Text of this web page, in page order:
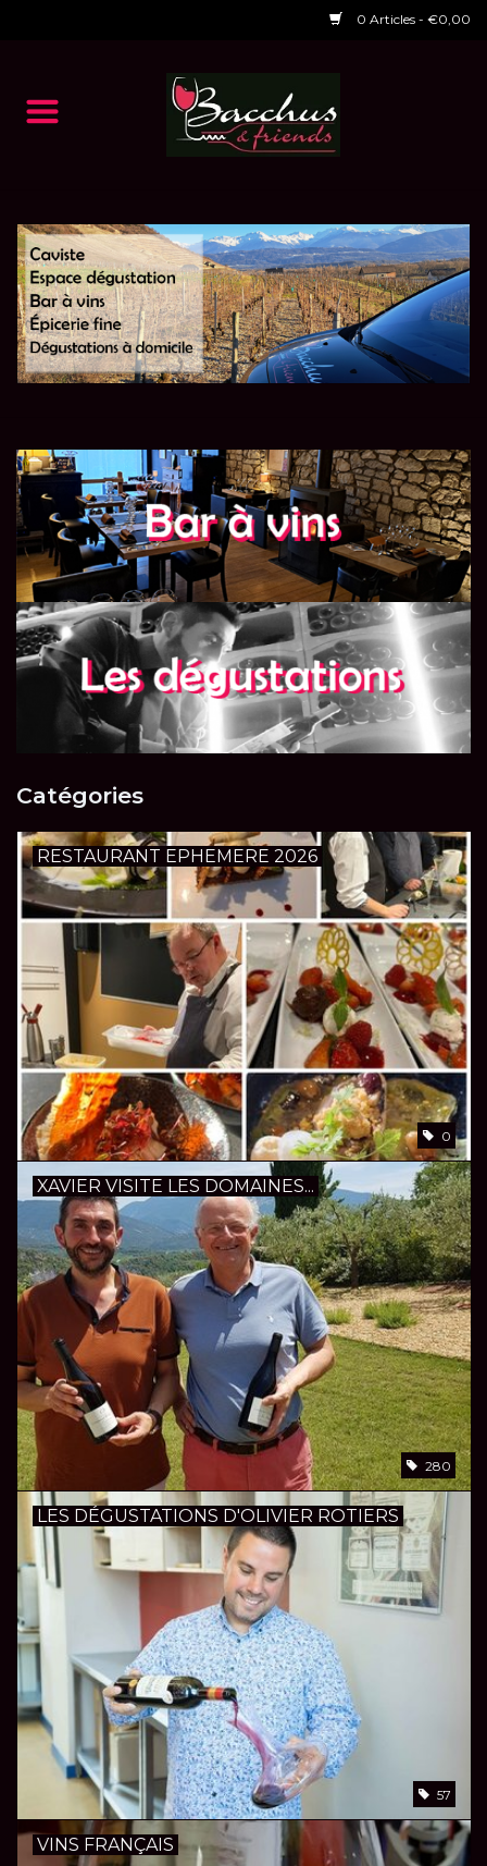
0 Articles - €0,00
Accueil
Dégustations
HORAIRES ET EVENTS 2026
Chèques cadeaux
LES ATELIERS
OENOLOGIQUES DE
BACCHUS
BACCHUS CLUB
LA RESERVE DE BACCHUS
& Friends
Catégories
RESTAURANT EPHEMERE 2026
0
XAVIER VISITE LES DOMAINES...
280
LES DÉGUSTATIONS D'OLIVIER ROTIERS
57
VINS FRANÇAIS